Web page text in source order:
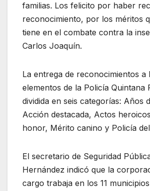
familias. Los felicito por haber
reconocimiento, por los méritos
tiene en el combate contra la
Carlos Joaquín.
La entrega de reconocimientos a
elementos de la Policía Quintana
dividida en seis categorías: Años
Acción destacada, Actos
honor, Mérito canino y Policía
El secretario de Seguridad
Hernández indicó que la
cargo trabaja en los 11